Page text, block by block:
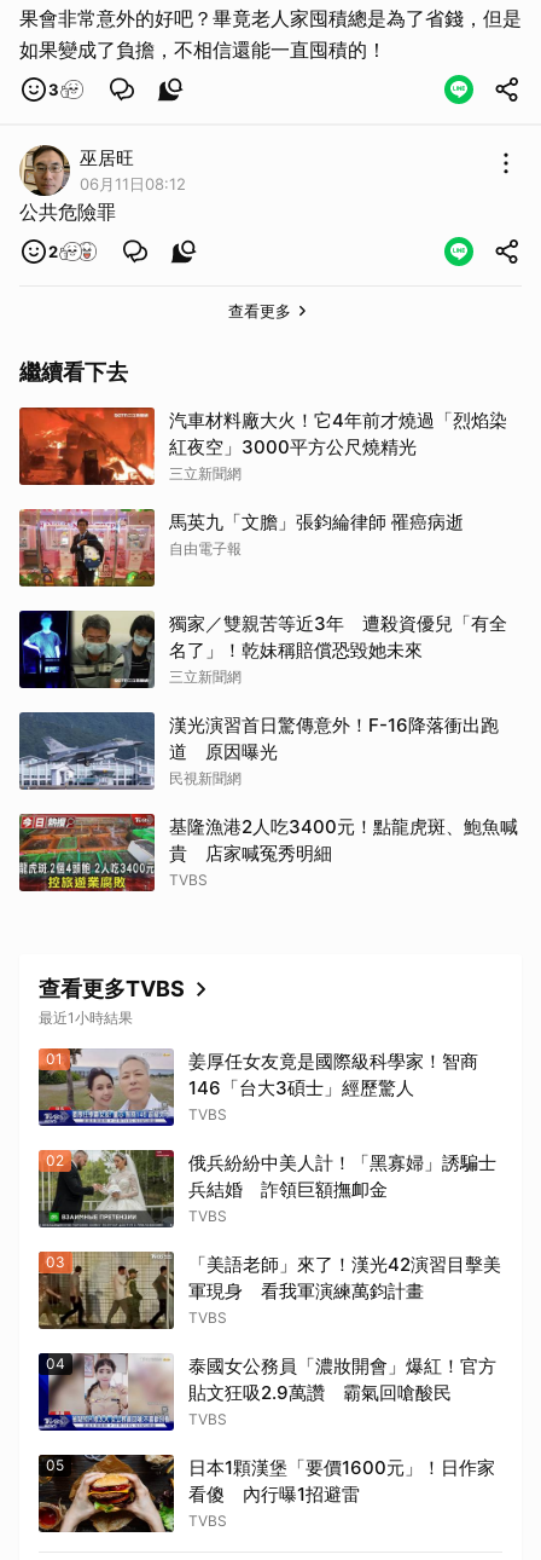
果會非常意外的好吧？畢竟老人家囤積總是為了省錢，但是
如果變成了負擔，不相信還能一直囤積的！
3
巫居旺
06月11日08:12
公共危險罪
2
查看更多
繼續看下去
汽車材料廠大火！它4年前才燒過「烈焰染
紅夜空」3000平方公尺燒精光
三立新聞網
馬英九「文膽」張鈞綸律師 罹癌病逝
自由電子報
獨家／雙親苦等近3年 遭殺資優兒「有全
名了」！乾妹稱賠償恐毀她未來
三立新聞網
漢光演習首日驚傳意外！F-16降落衝出跑
道 原因曝光
民視新聞網
基隆漁港2人吃3400元！點龍虎斑、鮑魚喊
貴 店家喊冤秀明細
TVBS
查看更多TVBS
最近1小時結果
01
姜厚任女友竟是國際級科學家！智商
146「台大3碩士」經歷驚人
TVBS
02
俄兵紛紛中美人計！「黑寡婦」誘騙士
兵結婚 詐領巨額撫卹金
TVBS
03
「美語老師」來了！漢光42演習目擊美
軍現身 看我軍演練萬鈞計畫
TVBS
04
泰國女公務員「濃妝開會」爆紅！官方
貼文狂吸2.9萬讚 霸氣回嗆酸民
TVBS
05
日本1顆漢堡「要價1600元」！日作家
看傻 內行曝1招避雷
TVBS